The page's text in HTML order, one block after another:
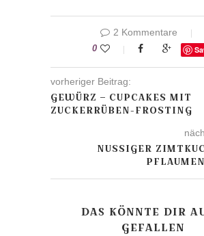
2 Kommentare
0
vorheriger Beitrag:
GEWÜRZ – CUPCAKES MIT
ZUCKERRÜBEN-FROSTING
NUSSIGER
DAS KÖNNTE DIR
GEFALLEN